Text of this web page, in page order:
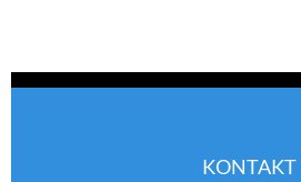
KONTAKT